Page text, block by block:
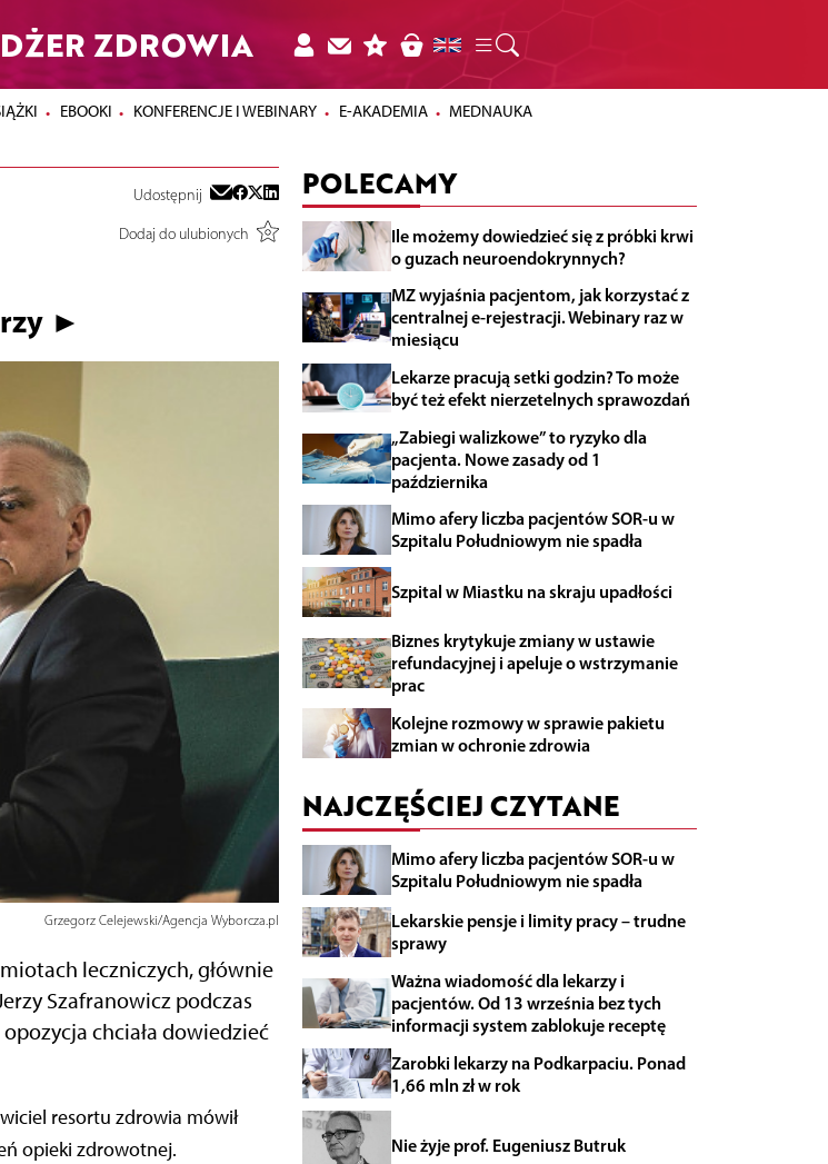
ZDROWIA
EBOOKI KONFERENCJE I WEBINARY E-AKADEMIA MEDNAUKA
Udostępnij
Dodaj do ulubionych
►
Grzegorz Celejewski/Agencja Wyborcza.pl
leczniczych, głównie
Szafranowicz podczas
chciała dowiedzieć
opieki zdrowotnej.
POLECAMY
Ile możemy dowiedzieć się z próbki krwi
o guzach neuroendokrynnych?
MZ wyjaśnia pacjentom, jak korzystać z
centralnej e-rejestracji. Webinary raz w
miesiącu
Lekarze pracują setki godzin? To może
być też efekt nierzetelnych sprawozdań
„Zabiegi walizkowe” to ryzyko dla
pacjenta. Nowe zasady od 1
października
Mimo afery liczba pacjentów SOR-u w
Szpitalu Południowym nie spadła
Szpital w Miastku na skraju upadłości
Biznes krytykuje zmiany w ustawie
refundacyjnej i apeluje o wstrzymanie
prac
Kolejne rozmowy w sprawie pakietu
zmian w ochronie zdrowia
NAJCZĘŚCIEJ CZYTANE
Mimo afery liczba pacjentów SOR-u w
Szpitalu Południowym nie spadła
Lekarskie pensje i limity pracy – trudne
sprawy
Ważna wiadomość dla lekarzy i
pacjentów. Od 13 września bez tych
informacji system zablokuje receptę
Zarobki lekarzy na Podkarpaciu. Ponad
1,66 mln zł w rok
Nie żyje prof. Eugeniusz Butruk